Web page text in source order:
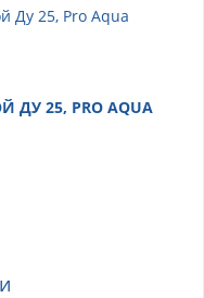
25, PRO AQUA